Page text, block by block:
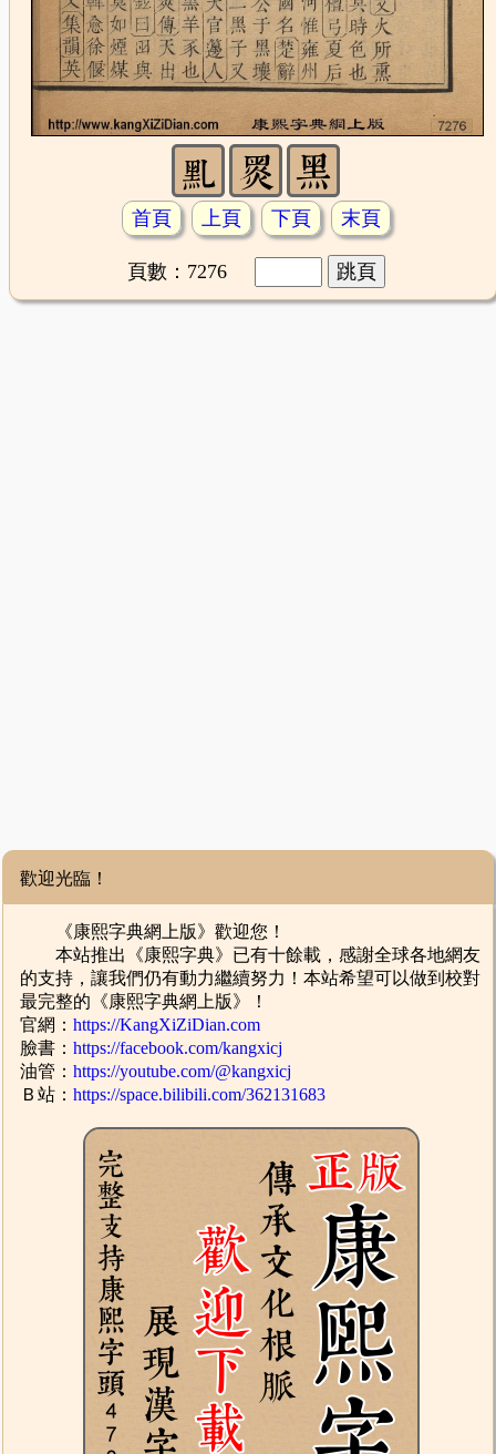
首頁 上頁 下頁 末頁
頁數：7276
歡迎光臨！
《康熙字典網上版》歡迎您！
本站推出《康熙字典》已有十餘載，感謝全球各地網友
的支持，讓我們仍有動力繼續努力！本站希望可以做到校對
最完整的《康熙字典網上版》！
官網：https://KangXiZiDian.com
臉書：https://facebook.com/kangxicj
油管：https://youtube.com/@kangxicj
Ｂ站：https://space.bilibili.com/362131683